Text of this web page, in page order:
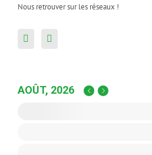
Nous retrouver sur les réseaux !
AOÛT, 2026